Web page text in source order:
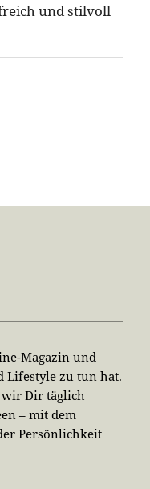
und stilvoll
Magazin und
Lifestyle zu tun hat.
wir Dir täglich
– mit dem
Persönlichkeit